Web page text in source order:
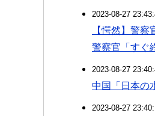
2023-08-27
【愕然】警
警察官「すぐ
2023-08-27
中国「日本の
2023-08-27